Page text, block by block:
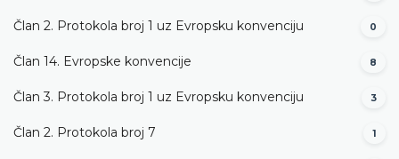
Član 2. Protokola broj 1 uz Evropsku konvenciju 0
Član 14. Evropske konvencije 8
Član 3. Protokola broj 1 uz Evropsku konvenciju 3
Član 2. Protokola broj 7 1